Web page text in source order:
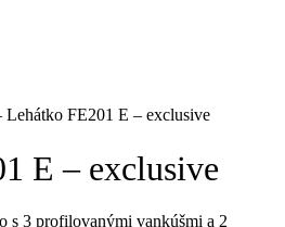
Lehátko FE201 E – exclusive
E – exclusive
s 3 profilovanými vankúšmi a 2